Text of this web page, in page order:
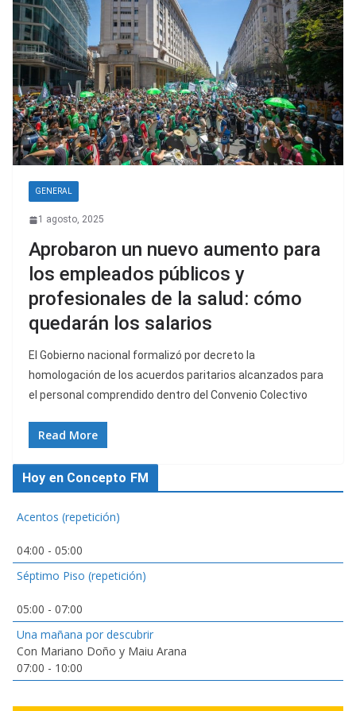
GENERAL
1 agosto, 2025
Aprobaron un nuevo aumento para
los empleados públicos y
profesionales de la salud: cómo
quedarán los salarios
El Gobierno nacional formalizó por decreto la
homologación de los acuerdos paritarios alcanzados para
el personal comprendido dentro del Convenio Colectivo
Read More
Hoy en Concepto FM
Acentos (repetición)
04:00 - 05:00
Séptimo Piso (repetición)
05:00 - 07:00
Una mañana por descubrir
Con Mariano Doño y Maiu Arana
07:00 - 10:00